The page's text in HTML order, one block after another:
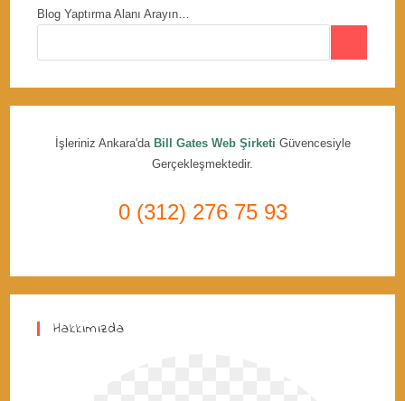
Blog Yaptırma Alanı Arayın…
İşleriniz Ankara'da Bill Gates Web Şirketi Güvencesiyle
Gerçekleşmektedir.
0 (312) 276 75 93
Hakkımızda